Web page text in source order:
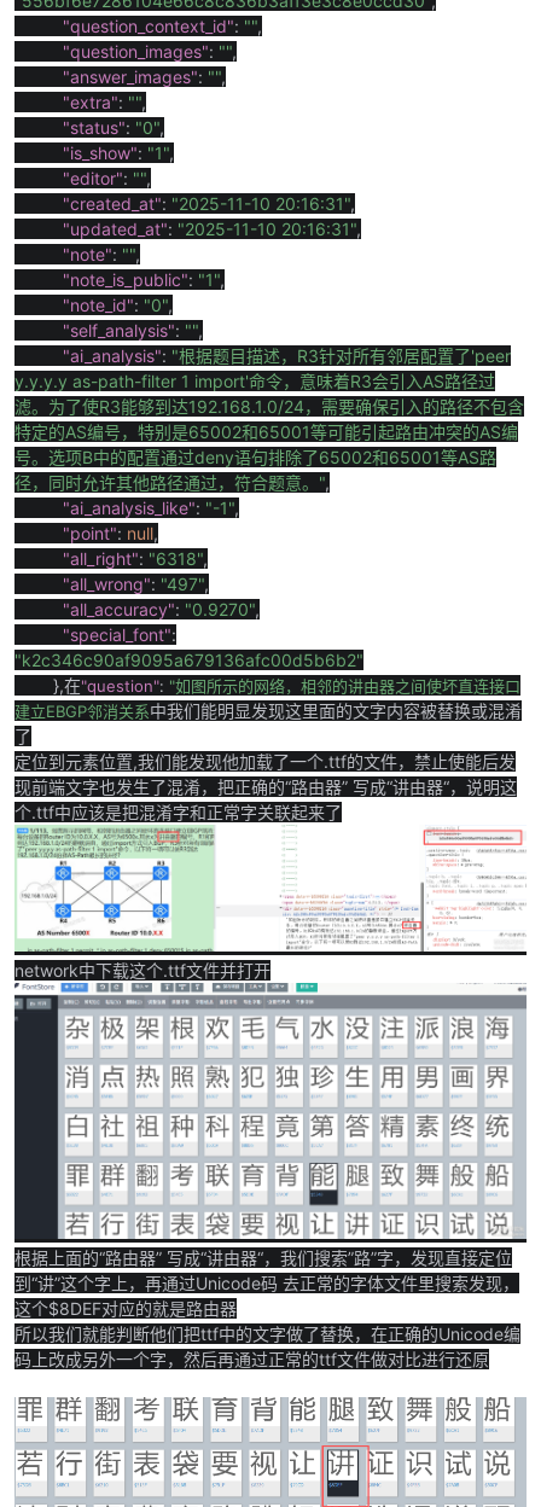
"question_context_id": "",
"question_images": "",
"answer_images": "",
"extra": "",
"status": "0",
"is_show": "1",
"editor": "",
"created_at": "2025-11-10 20:16:31",
"updated_at": "2025-11-10 20:16:31",
"note": "",
"note_is_public": "1",
"note_id": "0",
"self_analysis": "",
"ai_analysis": "根据题目描述， R3针对所有邻居配置了'peer
y.y.y.y as-path-filter 1 import'命令，意味着R3会引入AS路径过
滤。为了使R3能够到达192.168.1.0/24，需要确保引入的路径不包含
特定的AS编号，特别是65002和65001等可能引起路由冲突的AS编
号。选项B中的配置通过deny语句排除了65002和65001等AS路
径，同时允许其他路径通过，符合题意。 ",
"ai_analysis_like": "-1",
"point": null,
"all_right": "6318",
"all_wrong": "497",
"all_accuracy": "0.9270",
"special_font":
"k2c346c90af9095a679136afc00d5b6b2"
},在"question": "如图所示的网络，相邻的讲由器之间使坏直连接口
建立EBGP邻消关系中我们能明显发现这里面的文字内容被替换或混淆
了
定位到元素位置,我们能发现他加载了一个.ttf的文件，禁止使能后发
现前端文字也发生了混淆，把正确的“路由器” 写成“讲由器“，说明这
个.ttf中应该是把混淆字和正常字关联起来了
network中下载这个.ttf文件并打开
根据上面的“路由器” 写成“讲由器“，我们搜索”路”字，发现直接定位
到“讲”这个字上，再通过Unicode码 去正常的字体文件里搜索发现，
这个$8DEF对应的就是路由器
所以我们就能判断他们把ttf中的文字做了替换，在正确的Unicode编
码上改成另外一个字，然后再通过正常的ttf文件做对比进行还原